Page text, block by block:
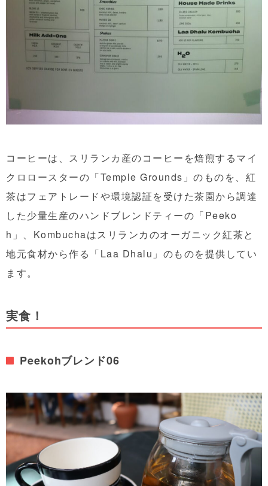
コーヒーは、スリランカ産のコーヒーを焙煎するマイ
クロロースターの「Temple Grounds」のものを、紅
茶はフェアトレードや環境認証を受けた茶園から調達
した少量生産のハンドブレンドティーの「Peeko
h」、Kombuchaはスリランカのオーガニック紅茶と
地元食材から作る「Laa Dhalu」のものを提供してい
ます。
実食！
Peekohブレンド06